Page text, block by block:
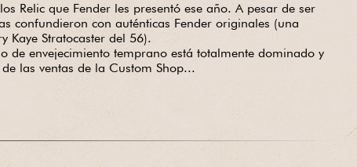
Relic que Fender les presentó ese año. A pesar de ser
confundieron con auténticas Fender originales (una
Kaye Stratocaster del 56).
de envejecimiento temprano está totalmente dominado y
las ventas de la Custom Shop...